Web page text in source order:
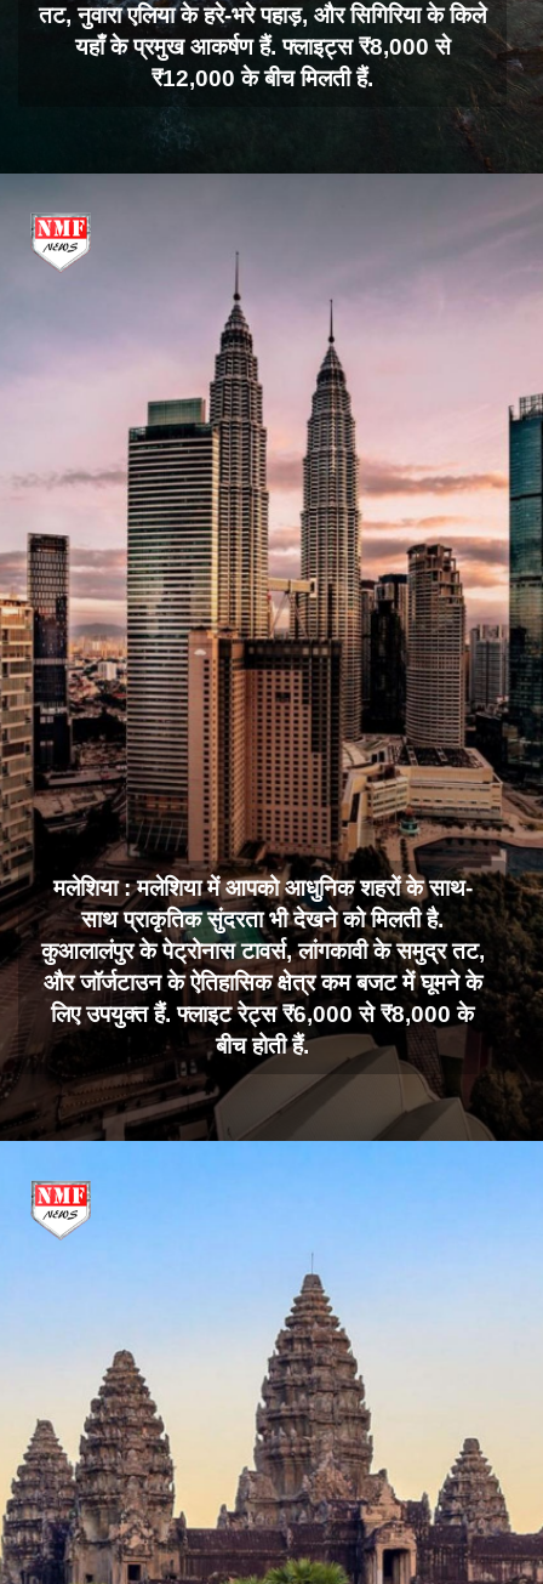
तट, नुवारा एलिया के हरे-भरे पहाड़, और सिगिरिया के किले
यहाँ के प्रमुख आकर्षण हैं. फ्लाइट्स ₹8,000 से
₹12,000 के बीच मिलती हैं.
मलेशिया : मलेशिया में आपको आधुनिक शहरों के साथ-
साथ प्राकृतिक सुंदरता भी देखने को मिलती है.
कुआलालंपुर के पेट्रोनास टावर्स, लांगकावी के समुद्र तट,
और जॉर्जटाउन के ऐतिहासिक क्षेत्र कम बजट में घूमने के
लिए उपयुक्त हैं. फ्लाइट रेट्स ₹6,000 से ₹8,000 के
बीच होती हैं.